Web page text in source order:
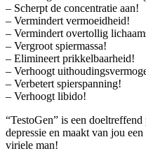
– Scherpt de concentratie aan!
– Vermindert vermoeidheid!
– Vermindert overtollig
– Vergroot spiermassa!
– Elimineert prikkelbaarheid!
– Verhoogt
– Verbetert spierspanning!
– Verhoogt libido!
“TestoGen” is een
depressie en maakt van jou
viriele man!